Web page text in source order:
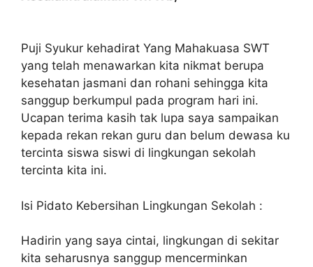
Puji Syukur kehadirat Yang Mahakuasa SWT
yang telah menawarkan kita nikmat berupa
kesehatan jasmani dan rohani sehingga kita
sanggup berkumpul pada program hari ini.
Ucapan terima kasih tak lupa saya sampaikan
kepada rekan rekan guru dan belum dewasa ku
tercinta siswa siswi di lingkungan sekolah
tercinta kita ini.
Isi Pidato Kebersihan Lingkungan Sekolah :
Hadirin yang saya cintai, lingkungan di sekitar
kita seharusnya sanggup mencerminkan